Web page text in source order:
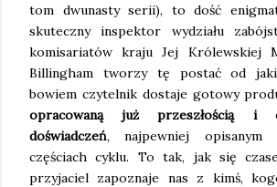
tom dwunasty serii), to dość
skuteczny inspektor wydziału
komisariatów kraju Jej Królewskiej
Billingham tworzy tę postać od
bowiem czytelnik dostaje gotowy
opracowaną już przeszłością i
doświadczeń, najpewniej opisanym
częściach cyklu. To tak, jak się
przyjaciel zapoznaje nas z kimś,